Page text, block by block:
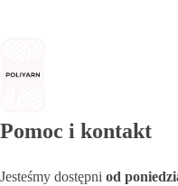
Pomoc i kontakt
Jesteśmy dostępni od